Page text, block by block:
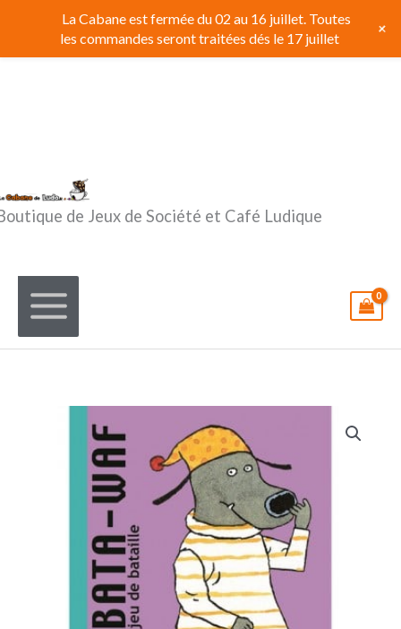
contenu
de Jeux de Société et Café Ludique
La Cabane est fermée du 02 au 16 juillet. Toutes
les commandes seront traitées dés le 17 juillet
+